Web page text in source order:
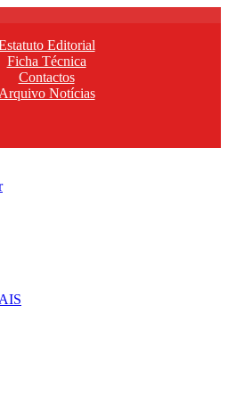
Editorial
Ficha Técnica
Contactos
Arquivo Notícias